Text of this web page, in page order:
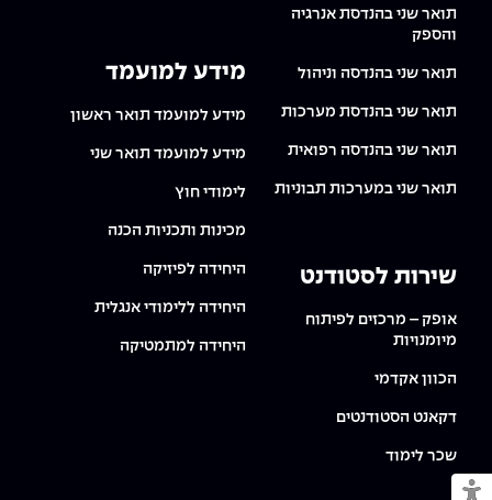
תואר שני בהנדסת אנרגיה
והספק
תואר שני בהנדסה וניהול
תואר שני בהנדסת מערכות
תואר שני בהנדסה רפואית
תואר שני במערכות תבוניות
שירות לסטודנט
אופק – מרכזים לפיתוח
מיומנויות
הכוון אקדמי
דקאנט הסטודנטים
שכר לימוד
מידע למועמד
מידע למועמד תואר ראשון
מידע למועמד תואר שני
לימודי חוץ
מכינות ותכניות הכנה
היחידה לפיזיקה
היחידה ללימודי אנגלית
היחידה למתמטיקה